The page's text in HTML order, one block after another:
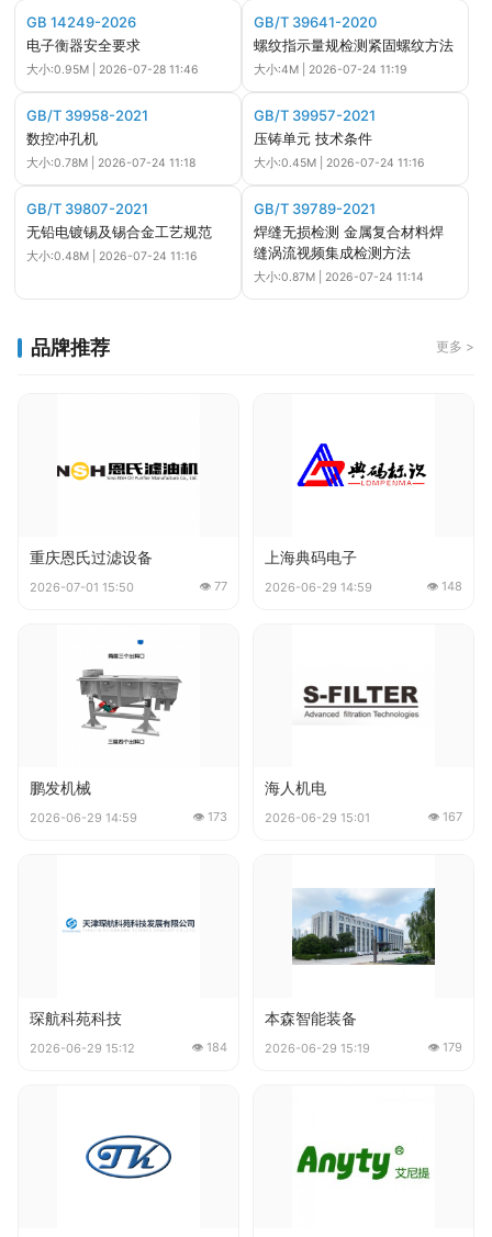
GB 14249-2026
电子衡器安全要求
大小:0.95M | 2026-07-28 11:46
GB/T 39641-2020
螺纹指示量规检测紧固螺纹方法
大小:4M | 2026-07-24 11:19
GB/T 39958-2021
数控冲孔机
大小:0.78M | 2026-07-24 11:18
GB/T 39957-2021
压铸单元 技术条件
大小:0.45M | 2026-07-24 11:16
GB/T 39807-2021
无铅电镀锡及锡合金工艺规范
大小:0.48M | 2026-07-24 11:16
GB/T 39789-2021
焊缝无损检测 金属复合材料焊
缝涡流视频集成检测方法
大小:0.87M | 2026-07-24 11:14
品牌推荐 更多 >
重庆恩氏过滤设备
2026-07-01 15:50 👁 77
上海典码电子
2026-06-29 14:59 👁 148
鹏发机械
2026-06-29 14:59 👁 173
海人机电
2026-06-29 15:01 👁 167
琛航科苑科技
2026-06-29 15:12 👁 184
本森智能装备
2026-06-29 15:19 👁 179